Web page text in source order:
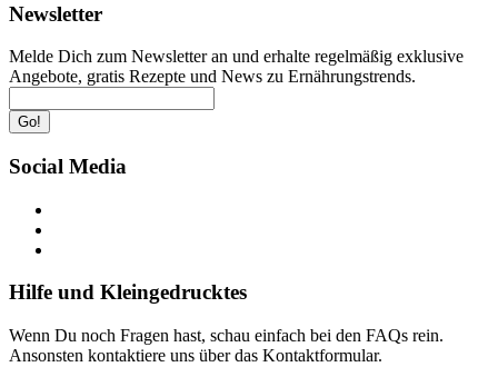
Newsletter
Melde Dich zum Newsletter an und erhalte regelmäßig exklusive
Angebote, gratis Rezepte und News zu Ernährungstrends.
Go!
Social Media
Hilfe und Kleingedrucktes
Wenn Du noch Fragen hast, schau einfach bei den FAQs rein.
Ansonsten kontaktiere uns über das Kontaktformular.